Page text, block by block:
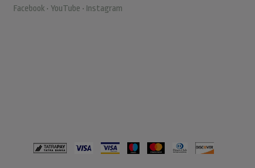
Facebook • YouTube • Instagram